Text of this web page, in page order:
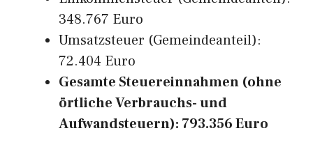
348.767 Euro
Umsatzsteuer (Gemeindeanteil):
72.404 Euro
Gesamte Steuereinnahmen (ohne
örtliche Verbrauchs- und
Aufwandsteuern): 793.356 Euro